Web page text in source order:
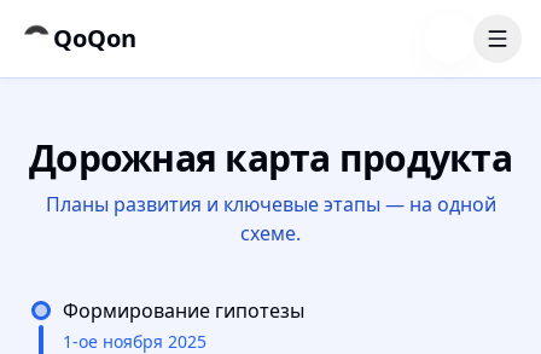
QoQon
Дорожная карта продукта
Планы развития и ключевые этапы — на одной
схеме.
Формирование гипотезы
1-ое ноября 2025